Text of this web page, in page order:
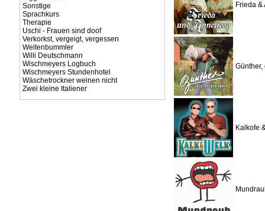
Sonstige
Sprachkurs
Therapie
Uschi - Frauen sind doof
Verkorkst, vergeigt, vergessen
Weltenbummler
Willi Deutschmann
Wischmeyers Logbuch
Wischmeyers Stundenhotel
Wäschetrockner weinen nicht
Zwei kleine Italiener
Frieda &
Günther,
Kalkofe